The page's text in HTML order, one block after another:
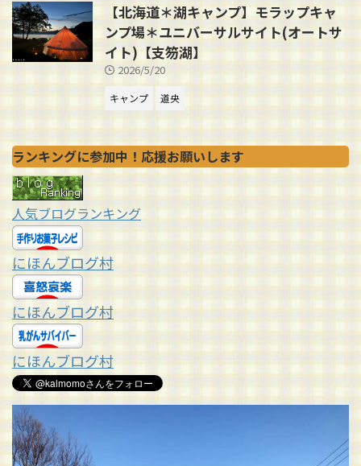
【北海道＊湖キャンプ】モラップキャ
ンプ場＊ユニバーサルサイト(オートサ
イト)【支笏湖】
2026/5/20
キャンプ 道央
ランキングに参加中！応援お願いします
人気ブログランキング
にほんブログ村
にほんブログ村
にほんブログ村